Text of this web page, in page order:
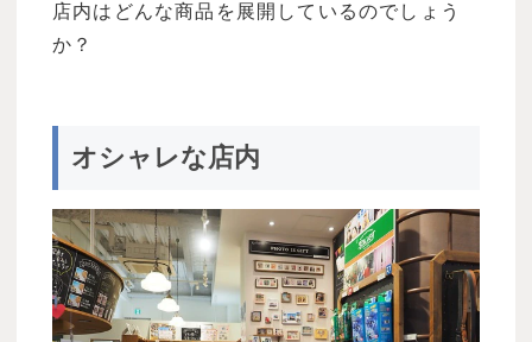
店内はどんな商品を展開しているのでしょう
か？
オシャレな店内